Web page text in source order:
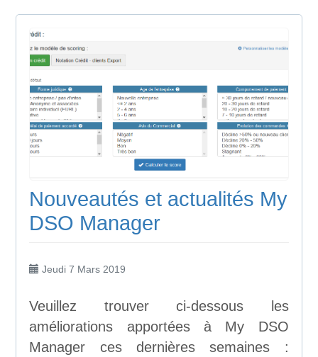
Nouveautés et actualités My
DSO Manager
Jeudi 7 Mars 2019
Veuillez trouver ci-dessous les
améliorations apportées à My DSO
Manager ces dernières semaines :